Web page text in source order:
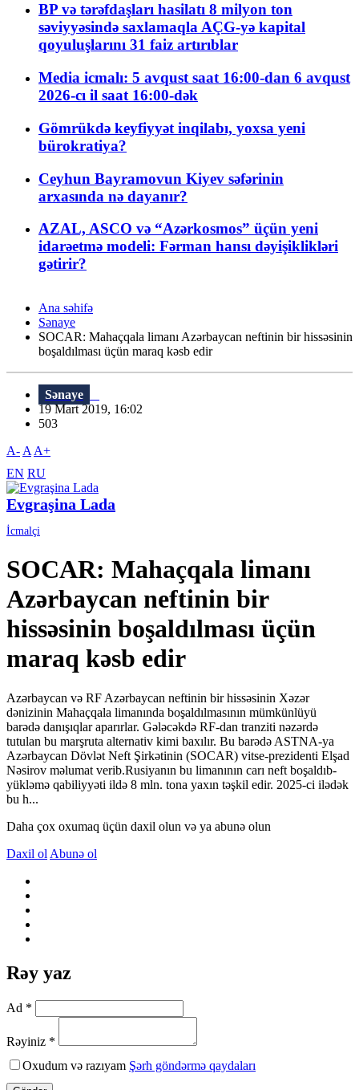
BP və tərəfdaşları hasilatı 8 milyon ton
səviyyəsində saxlamaqla AÇG-yə kapital
qoyuluşlarını 31 faiz artırıblar
Media icmalı: 5 avqust saat 16:00-dan 6 avqust
2026-cı il saat 16:00-dək
Gömrükdə keyfiyyət inqilabı, yoxsa yeni
bürokratiya?
Ceyhun Bayramovun Kiyev səfərinin
arxasında nə dayanır?
AZAL, ASCO və “Azərkosmos” üçün yeni
idarəetmə modeli: Fərman hansı dəyişiklikləri
gətirir?
Ana səhifə
Sənaye
SOCAR: Mahaçqala limanı Azərbaycan neftinin bir hissəsinin
boşaldılması üçün maraq kəsb edir
Sənaye
19 Mart 2019, 16:02
503
A- A A+
EN RU
Evgraşina Lada
İcmalçi
SOCAR: Mahaçqala limanı
Azərbaycan neftinin bir
hissəsinin boşaldılması üçün
maraq kəsb edir
Azərbaycan və RF Azərbaycan neftinin bir hissəsinin Xəzər
dənizinin Mahaçqala limanında boşaldılmasının mümkünlüyü
barədə danışıqlar aparırlar. Gələcəkdə RF-dan tranziti nəzərdə
tutulan bu marşruta alternativ kimi baxılır. Bu barədə ASTNA-ya
Azərbaycan Dövlət Neft Şirkətinin (SOCAR) vitse-prezidenti Elşad
Nəsirov məlumat verib.Rusiyanın bu limanının carı neft boşaldıb-
yükləmə qabiliyyəti ildə 8 mln. tona yaxın təşkil edir. 2025-ci ilədək
bu h...
Daha çox oxumaq üçün daxil olun və ya abunə olun
Daxil ol Abunə ol
Rəy yaz
Ad *
Rəyiniz *
Oxudum və razıyam Şərh göndərmə qaydaları